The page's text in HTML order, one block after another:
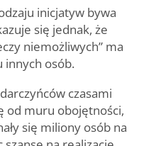
inicjatyw bywa
się jednak, że
niemożliwych” ma
innych osób.
czasami
od muru obojętności,
się miliony osób na